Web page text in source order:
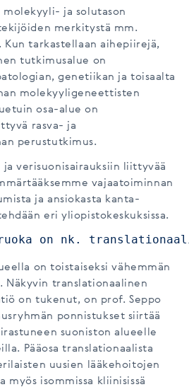
molekyyli- ja solutason
merkitystä mm.
Kun tarkastellaan aihepiirejä,
tutkimusalue on
genetiikan ja toisaalta
molekyyligeneettisten
osa-alue on
rasva- ja
perustutkimus.
ja verisuonisairauksiin liittyvää
vajaatoiminnan
ja ansiokasta kanta-
eri yliopistokeskuksissa.
on nk.
on toistaiseksi vähemmän
Näkyvin translationaalinen
on tukenut, on prof. Seppo
ponnistukset siirtää
suoniston alueelle
Pääosa translationaalista
uusien lääkehoitojen
myös isommissa kliinisissä